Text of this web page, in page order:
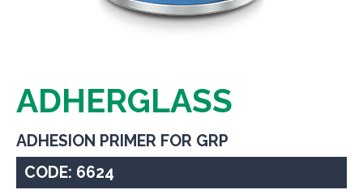
ADHERGLASS
ADHESION PRIMER FOR GRP
CODE: 6624